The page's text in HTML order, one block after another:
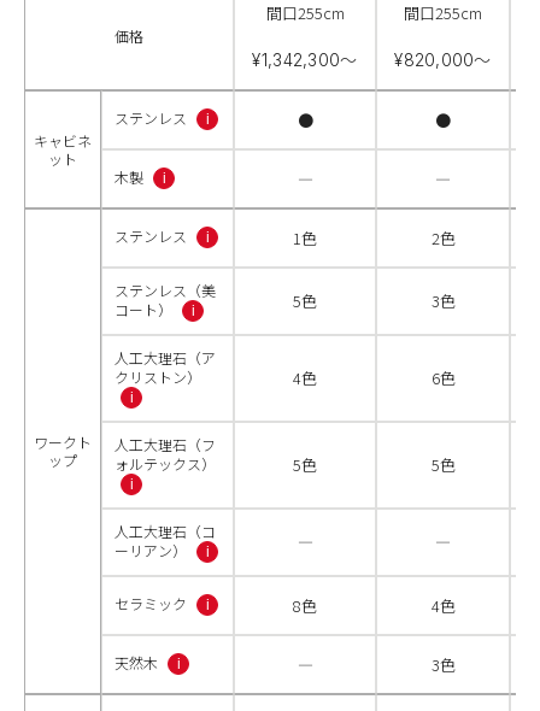
価格
間口255cm
¥1,342,300〜
間口255cm
¥820,000〜
キャビネ
ット
ステンレス i ● ●
木製 i ― ―
ワークト
ップ
ステンレス i 1色 2色
ステンレス（美
コート）
i 5色 3色
人工大理石（ア
クリストン）
i
4色 6色
人工大理石（フ
ォルテックス）
i
5色 5色
人工大理石（コ
ーリアン）
i ― ―
セラミック i 8色 4色
天然木 i ― 3色